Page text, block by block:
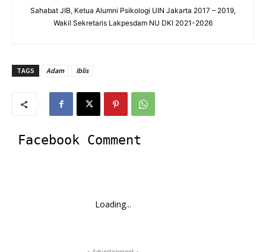
Sahabat JIB, Ketua Alumni Psikologi UIN Jakarta 2017 – 2019,
Wakil Sekretaris Lakpesdam NU DKI 2021-2026
TAGS Adam Iblis
Facebook Comment
Loading...